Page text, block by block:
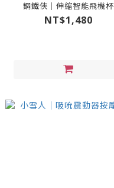
鋼鐵俠｜伸縮智能飛機杯
NT$1,480